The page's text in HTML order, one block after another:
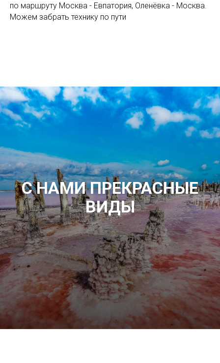
по маршруту Москва - Евпатория, Оленёвка - Москва.
Можем забрать технику по пути
С НАМИ ПРЕКРАСНЫЕ
ВИДЫ